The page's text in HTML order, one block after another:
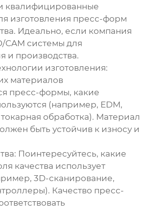
квалифицированные
изготовления пресс-форм
Идеально, если компания
CAM системы для
и производства.
изготовления:
материалов
пресс-формы, какие
(например, EDM,
обработка). Материал
быть устойчив к износу и
Поинтересуйтесь, какие
качества использует
3D-сканирование,
Качество пресс-